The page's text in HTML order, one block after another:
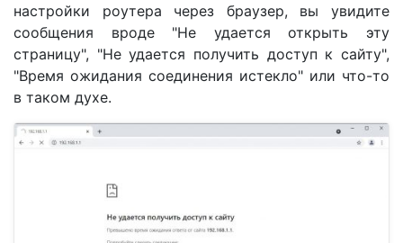
настройки роутера через браузер, вы увидите
сообщения вроде "Не удается открыть эту
страницу", "Не удается получить доступ к сайту",
"Время ожидания соединения истекло" или что-то
в таком духе.